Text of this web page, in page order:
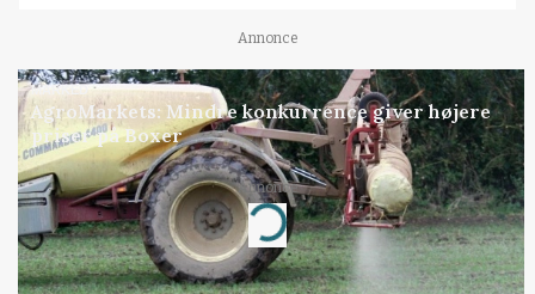
Annonce
MARKED
AgroMarkets: Mindre konkurrence giver højere
priser på Boxer
Annonce
Loading...